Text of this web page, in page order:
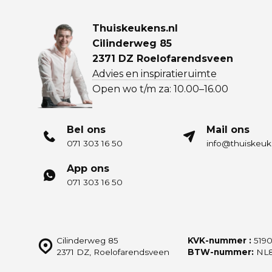
Thuiskeukens.nl
Cilinderweg 85
2371 DZ Roelofarendsveen
Advies en inspiratieruimte
Open wo t/m za: 10.00–16.00
Bel ons
071 303 16 50
Mail ons
App ons
071 303 16 50
Cilinderweg 85
2371 DZ, Roelofarendsveen
KVK-nummer :
BTW-nummer: